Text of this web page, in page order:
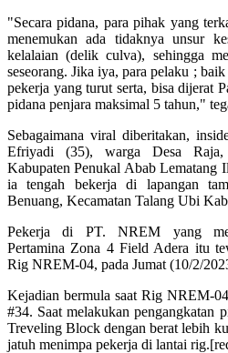
"Secara pidana, para pihak yang
menemukan ada tidaknya unsur
kelalaian (delik culva), sehingga
seseorang. Jika iya, para pelaku ;
pekerja yang turut serta, bisa dijerat
pidana penjara maksimal 5 tahun,"
Sebagaimana viral diberitakan,
Efriyadi (35), warga Desa Raja,
Kabupaten Penukal Abab Lematang
ia tengah bekerja di lapangan
Benuang, Kecamatan Talang Ubi
Pekerja di PT. NREM yang
Pertamina Zona 4 Field Adera itu
Rig NREM-04, pada Jumat (10/2/
Kejadian bermula saat Rig NREM-
#34. Saat melakukan pengangkatan
Treveling Block dengan berat lebih
jatuh menimpa pekerja di lantai